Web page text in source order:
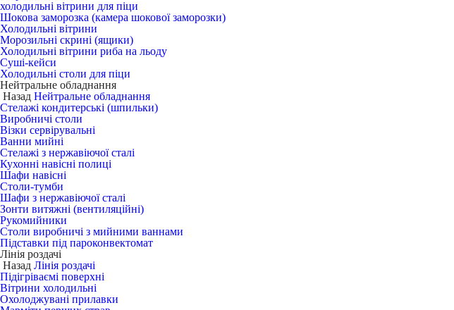
холодильні вітрини для піци
Шокова заморозка (камера шокової заморозки)
Холодильні вітрини
Морозильні скрині (ящики)
Холодильні вітрини риба на льоду
Суші-кейси
Холодильні столи для піци
Нейтральне обладнання
Назад Нейтральне обладнання
Стелажі кондитерські (шпильки)
Виробничі столи
Візки сервірувальні
Ванни мийні
Стелажі з нержавіючої сталі
Кухонні навісні полиці
Шафи навісні
Столи-тумби
Шафи з нержавіючої сталі
Зонти витяжні (вентиляційні)
Рукомийники
Столи виробничі з мийними ваннами
Підставки під пароконвектомат
Лінія роздачі
Назад Лінія роздачі
Підігріваємі поверхні
Вітрини холодильні
Охолоджувані прилавки